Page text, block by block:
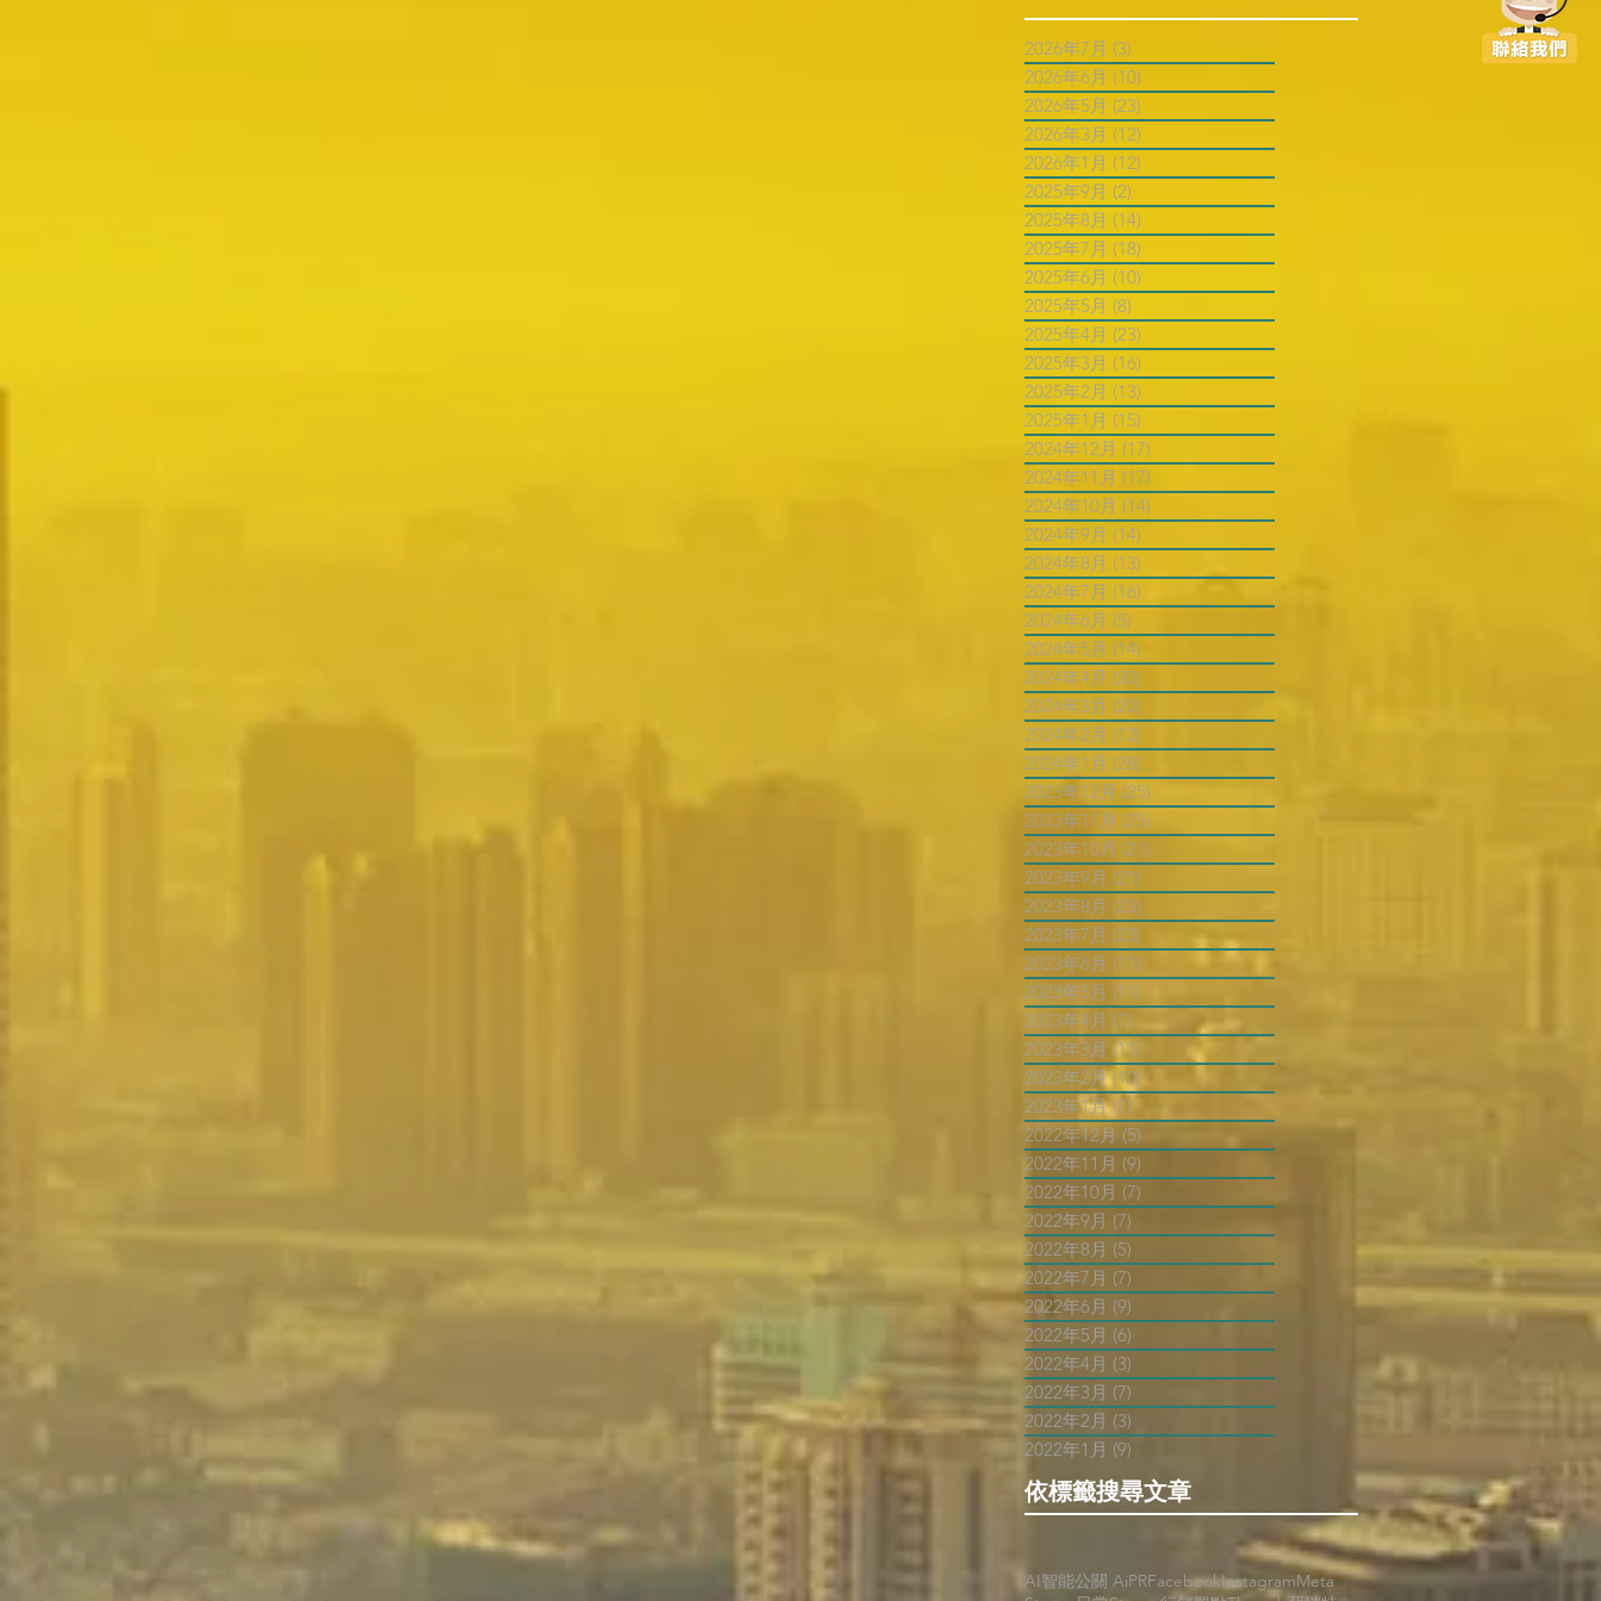
2026年7月 (3)
2026年6月 (10)
2026年5月 (23)
2026年3月 (12)
2026年1月 (12)
2025年9月 (2)
2025年8月 (14)
2025年7月 (18)
2025年6月 (10)
2025年5月 (8)
2025年4月 (23)
2025年3月 (16)
2025年2月 (13)
2025年1月 (15)
2024年12月 (17)
2024年11月 (17)
2024年10月 (14)
2024年9月 (14)
2024年8月 (13)
2024年7月 (16)
2024年6月 (5)
2024年5月 (14)
2024年4月 (20)
2024年3月 (20)
2024年2月 (12)
2024年1月 (28)
2023年12月 (25)
2023年11月 (25)
2023年10月 (21)
2023年9月 (21)
2023年8月 (23)
2023年7月 (23) 23 篇文章
2023年6月 (11) 11 篇文章
2023年5月 (11)
2023年4月 (7)
2023年3月 (11) 11 篇文章
2023年2月 (10) 10 篇文章
2023年1月 (7)7 篇文章
2022年12月 (5)
2022年11月 (9)
2022年10月 (7)
2022年9月 (7)
2022年8月 (5)
2022年7月 (7)
2022年6月 (9)
2022年5月 (6)
2022年4月 (3)
2022年3月 (7)
2022年2月 (3)
2022年1月 (9)
依標籤搜尋文章
AI智能公關 AiPRFacebookInstagramMeta